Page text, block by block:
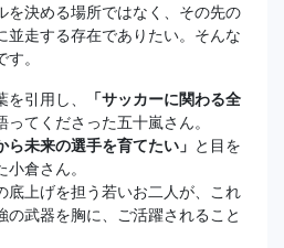
を決める場所ではなく、その先の
並走する存在でありたい。そんな
。
引用し、
「サッカーに関わる全
ってくださった五十嵐さん。
ら未来の選手を育てたい」 と目を
倉さん。
底上げを担う若いお二人が、これ
の武器を胸に、ご活躍されること